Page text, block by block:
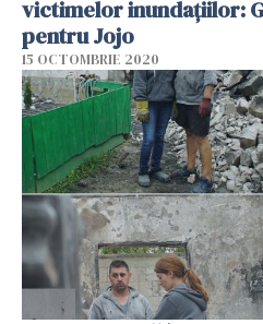
victimelor inundațiilor:
pentru Jojo
15 OCTOMBRIE 2020